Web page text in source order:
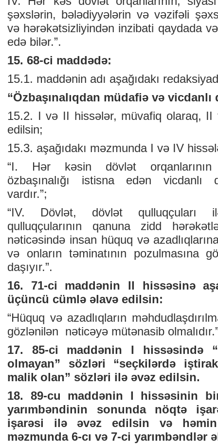
şəxslərin, bələdiyyələrin və vəzifəli
və hərəkətsizliyindən inzibati qaydada
edə bilər.”.
15. 68-ci maddədə:
15.1. maddənin adı aşağıdakı
“Özbaşınalıqdan müdafiə və
15.2. I və II hissələr, müvafiq olaraq,
edilsin;
15.3. aşağıdakı məzmunda I və IV
“I. Hər kəsin dövlət
özbaşınalığı istisna edən vicdanlı
vardır.”;
“IV. Dövlət, dövlət qulluqçuları
qulluqçularının qanuna zidd
nəticəsində insan hüquq və
və onların təminatının pozulmasına
daşıyır.”.
16. 71-ci maddənin II hissəsinə
üçüncü cümlə əlavə edilsin:
“Hüquq və azadlıqların
gözlənilən nəticəyə mütənasib
17. 85-ci maddənin I hissəsində
olmayan” sözləri “seçkilərdə
malik olan” sözləri ilə əvəz edilsin.
18. 89-cu maddənin I hissəsinin
yarımbəndinin sonunda nöqtə
işarəsi ilə əvəz edilsin və həmin
məzmunda 6-cı və 7-ci yarımbəndlər